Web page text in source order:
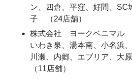
ン、四倉、平窪、好間、SC
子 （24店舗）
株式会社 ヨークベニマル
いわき泉、湯本南、小名浜
川瀬、内郷、エブリア、大
（11店舗）